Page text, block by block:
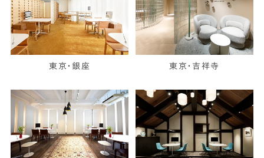
東京・銀座 東京・吉祥寺